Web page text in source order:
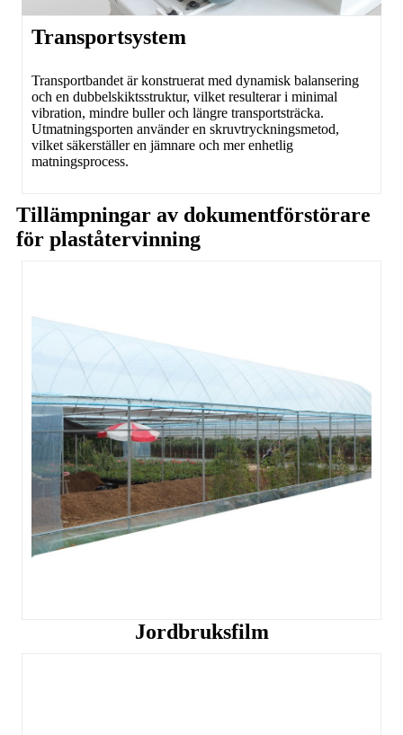
Transportsystem
Transportbandet är konstruerat med dynamisk balansering
och en dubbelskiktsstruktur, vilket resulterar i minimal
vibration, mindre buller och längre transportsträcka.
Utmatningsporten använder en skruvtryckningsmetod,
vilket säkerställer en jämnare och mer enhetlig
matningsprocess.
Tillämpningar av dokumentförstörare
för plaståtervinning
Jordbruksfilm